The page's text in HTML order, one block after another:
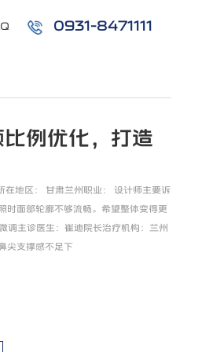
0931-8471111
例优化，打造
地区： 甘肃兰州职业： 设计师主要诉
时面部轮廓不够流畅。希望整体变得更
调主诊医生：崔迪院长治疗机构：兰州
尖支撑感不足下